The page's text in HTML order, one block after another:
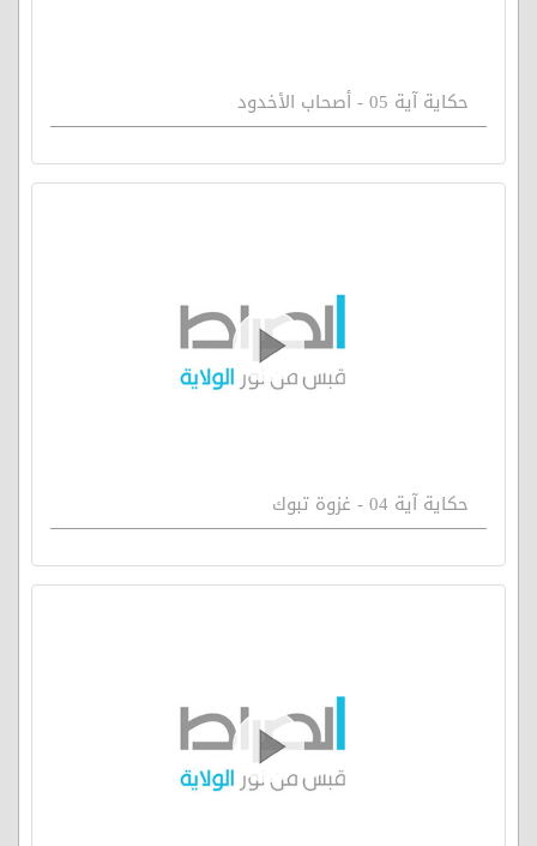
حكاية آية 05 - أصحاب الأخدود
حكاية آية 04 - غزوة تبوك